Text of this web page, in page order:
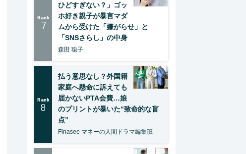
Rank
7
ひどすぎない？」ゴッ
ホ好き親子が暴言マダ
ムから受けた「嫌がらせ」と
「SNSさらし」の中身
森田 聡子
Rank
8
払う意思なし？外国籍
家庭へ懸命に訴えても
届かないPTA会費…娘
のプリントが暴いた“致命的な盲
点”
Finasee マネーの人間ドラマ編集班